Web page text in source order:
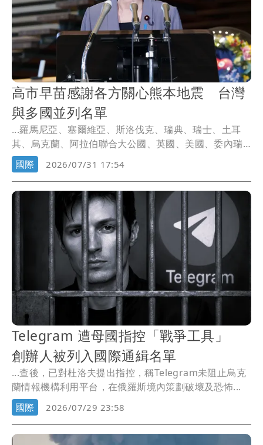
高市早苗感謝各方關心熊本地震 台灣
與多國並列名單
...羅馬尼亞、塞爾維亞、斯洛伐克、瑞典、瑞士、土耳
其、烏克蘭、阿拉伯聯合大公國、英國、美國、委內瑞
拉、越...
國際 2026/07/31 17:54
Telegram 遭母國指控「戰爭工具」
創辦人被列入國際通緝名單
...查後，已對杜洛夫提出指控，稱Telegram未阻止烏克
蘭情報機構利用平台，在俄羅斯境內策劃破壞及恐怖...
國際
2026/07/29 23:58